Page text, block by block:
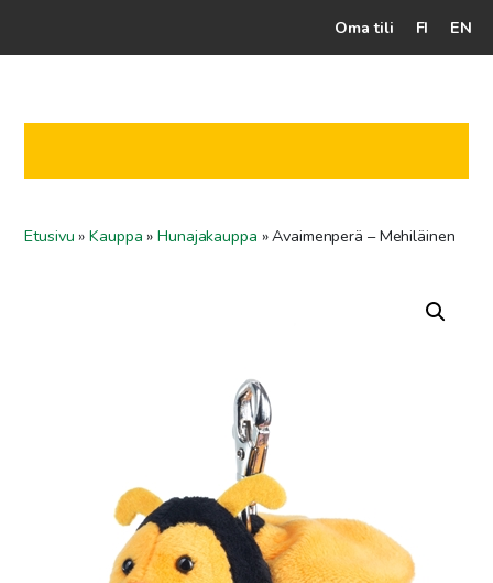
Oma tili FI EN
Jälleenmyyjät
Etusivu »Kauppa »Hunajakauppa »Avaimenperä – Mehiläinen